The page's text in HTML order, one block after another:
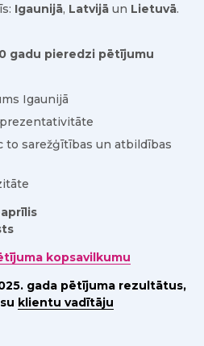
Igaunijā, Latvijā un Lietuvā.
gadu pieredzi pētījumu
Igaunijā
to sarežģītības un atbildības
kopsavilkumu
gada pētījuma rezultātus,
klientu vadītāju